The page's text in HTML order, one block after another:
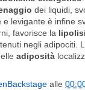
dei liquidi,
levigante è infine
favorisce la lipolisi
negli adipociti.
adiposità
alle